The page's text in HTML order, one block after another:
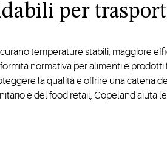
per
temperature stabili, maggiore
normativa per alimenti e
la qualità e offrire una catena
e del food retail, Copeland aiuta